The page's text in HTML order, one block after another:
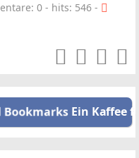
0 - hits: 546 -
Ein Kaffee